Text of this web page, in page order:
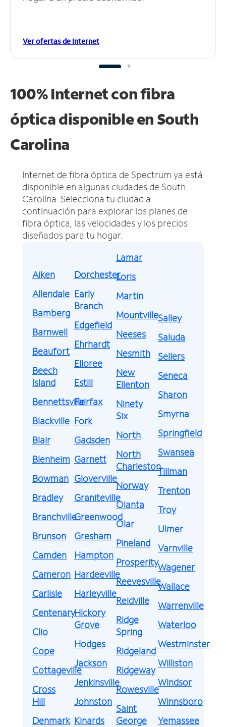
Ver ofertas de Internet
100% Internet con fibra
óptica disponible en South
Carolina
Internet de fibra óptica de Spectrum ya está
disponible en algunas ciudades de South
Carolina. Selecciona tu ciudad a
continuación para explorar los planes de
fibra óptica, las velocidades y los precios
diseñados para tu hogar.
Aiken
Allendale
Bamberg
Barnwell
Beaufort
Beech
Island
Bennettsville
Blackville
Blair
Blenheim
Bowman
Bradley
Branchville
Brunson
Camden
Cameron
Carlisle
Centenary
Clio
Cope
Cottageville
Cross
Hill
Denmark
Dorchester
Early
Branch
Edgefield
Ehrhardt
Elloree
Estill
Fairfax
Fork
Gadsden
Garnett
Gloverville
Graniteville
Greenwood
Gresham
Hampton
Hardeeville
Harleyville
Hickory
Grove
Hodges
Jackson
Jenkinsville
Johnston
Kinards
Lamar
Loris
Martin
Mountville
Neeses
Nesmith
New
Ellenton
Ninety
Six
North
North
Charleston
Norway
Olanta
Olar
Pineland
Prosperity
Reevesville
Reidville
Ridge
Spring
Ridgeland
Ridgeway
Rowesville
Saint
George
Salley
Saluda
Sellers
Seneca
Sharon
Smyrna
Springfield
Swansea
Tillman
Trenton
Troy
Ulmer
Varnville
Wagener
Wallace
Warrenville
Waterloo
Westminster
Williston
Windsor
Winnsboro
Yemassee